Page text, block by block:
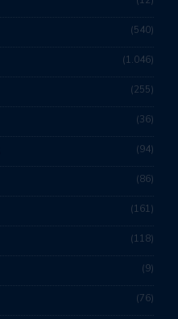
540
1.046
255
36
94
86
161
118
9
76